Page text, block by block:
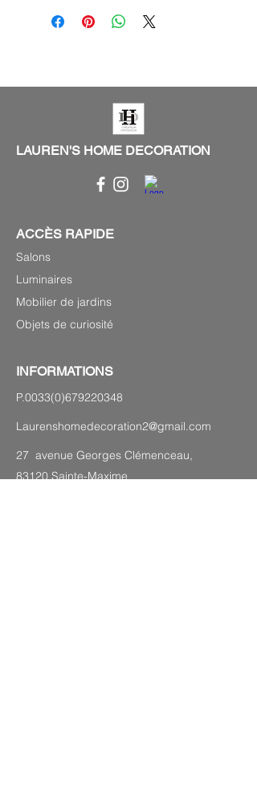
LAUREN'S HOME DECORATION
ACCÈS RAPIDE
Salons
Luminaires
Mobilier de jardins
Objets de curiosité
INFORMATIONS
P.0033(0)679220348
Laurenshomedecoration2@gmail.com
27 avenue Georges Clémenceau,
83120 Sainte-Maxime